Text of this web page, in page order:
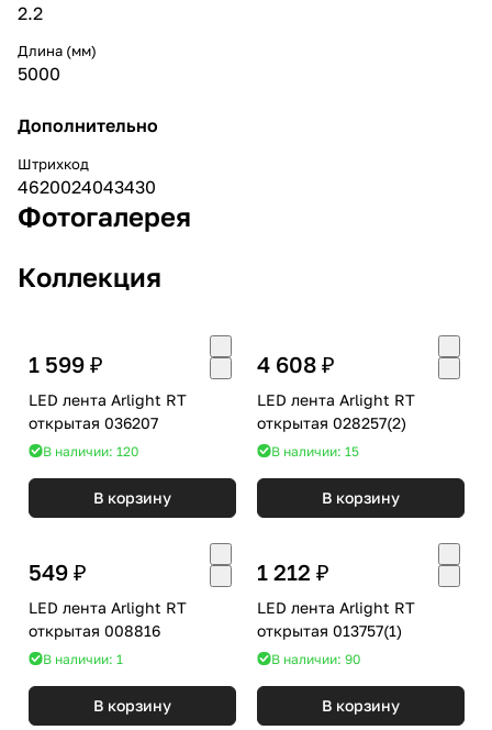
2.2
Длина (мм)
5000
Дополнительно
Штрихкод
4620024043430
Фотогалерея
Коллекция
1 599 ₽
LED лента Arlight RT
открытая 036207
В наличии: 120
В корзину
4 608 ₽
LED лента Arlight RT
открытая 028257(2)
В наличии: 15
В корзину
549 ₽
LED лента Arlight RT
открытая 008816
В наличии: 1
В корзину
1 212 ₽
LED лента Arlight RT
открытая 013757(1)
В наличии: 90
В корзину